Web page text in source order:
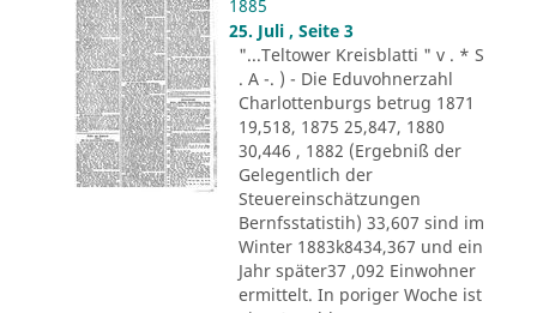
1885
25. Juli , Seite 3
"...Teltower Kreisblatti " v . * S
. A -. ) - Die Eduvohnerzahl
Charlottenburgs betrug 1871
19,518, 1875 25,847, 1880
30,446 , 1882 (Ergebniß der
Gelegentlich der
Steuereinschätzungen
Bernfsstatistih) 33,607 sind im
Winter 1883k8434,367 und ein
Jahr später37 ,092 Einwohner
ermittelt. In poriger Woche ist